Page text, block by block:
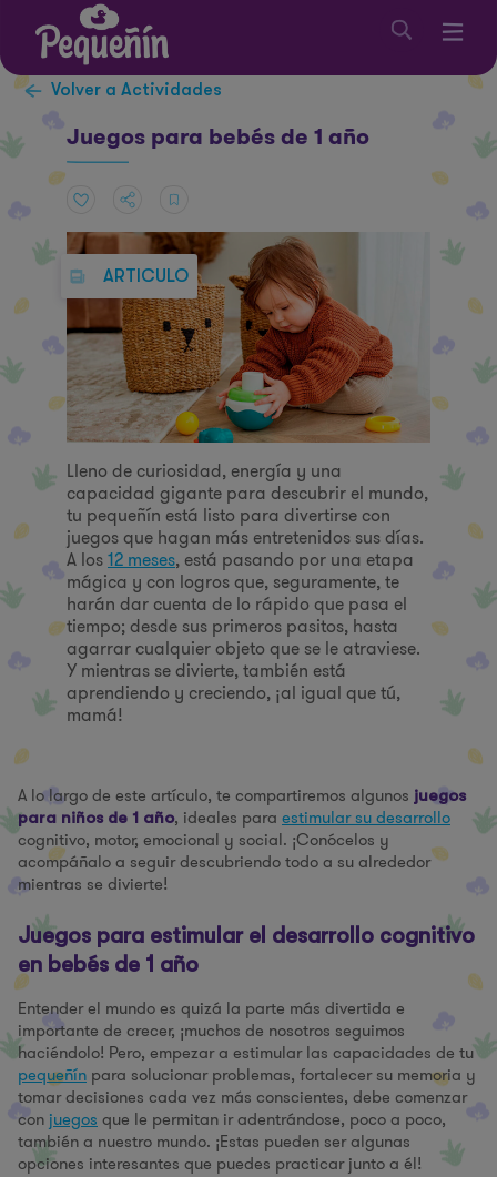
Volver a Actividades
Juegos para bebés de 1 año
ARTICULO
Lleno de curiosidad, energía y una
capacidad gigante para descubrir el mundo,
tu pequeñín está listo para divertirse con
juegos que hagan más entretenidos sus días.
A los12 meses, está pasando por una etapa
mágica y con logros que, seguramente, te
harán dar cuenta de lo rápido que pasa el
tiempo; desde sus primeros pasitos, hasta
agarrar cualquier objeto que se le atraviese.
Y mientras se divierte, también está
aprendiendo y creciendo, ¡al igual que tú,
mamá!
A lo largo de este artículo, te compartiremos algunos juegos
para niños de 1 año, ideales para estimular su desarrollo
cognitivo, motor, emocional y social. ¡Conócelos y
acompáñalo a seguir descubriendo todo a su alrededor
mientras se divierte!
Juegos para estimular el desarrollo cognitivo
en bebés de 1 año
Entender el mundo es quizá la parte más divertida e
importante de crecer, ¡muchos de nosotros seguimos
haciéndolo! Pero, empezar a estimular las capacidades de tu
pequeñín para solucionar problemas, fortalecer su memoria y
tomar decisiones cada vez más conscientes, debe comenzar
con juegos que le permitan ir adentrándose, poco a poco,
también a nuestro mundo. ¡Estas pueden ser algunas
opciones interesantes que puedes practicar junto a él!